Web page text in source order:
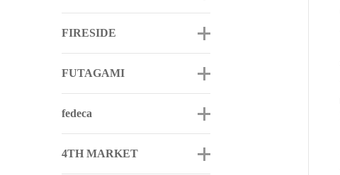
FIRESIDE
FUTAGAMI
fedeca
4TH MARKET